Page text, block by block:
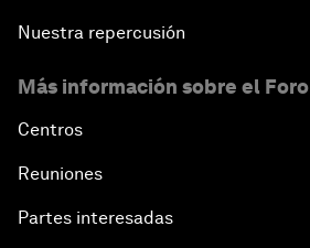
Nuestra repercusión
Más información sobre el Foro
Centros
Reuniones
Partes interesadas